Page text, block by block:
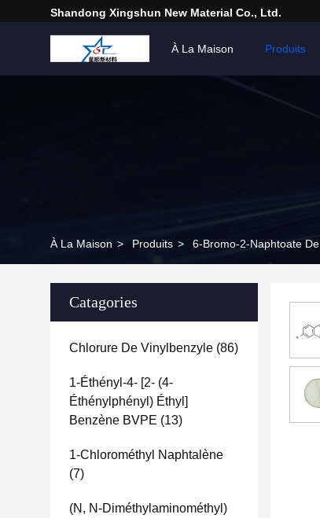
Shandong Xingshun New Material Co., Ltd.
À La Maison Produits
À La Maison > Produits > 6-Bromo-2-Naphtoate
Catagories
Chlorure De Vinylbenzyle (86)
1-Éthényl-4- [2- (4-
Éthénylphényl) Éthyl]
Benzène BVPE (13)
1-Chlorométhyl Naphtalène
(7)
(N, N-Diméthylaminométhyl)